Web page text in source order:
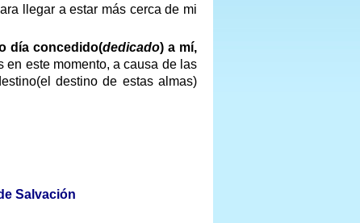
llegar a estar más cerca de mi
día concedido(dedicado) a mí,
en este momento, a causa de las
destino de estas almas)
Salvación